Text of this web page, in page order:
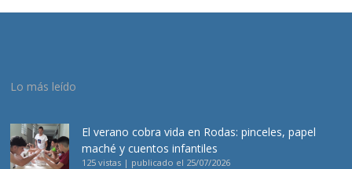
Lo más leído
El verano cobra vida en Rodas: pinceles, papel
maché y cuentos infantiles
125 vistas | publicado el 25/07/2026